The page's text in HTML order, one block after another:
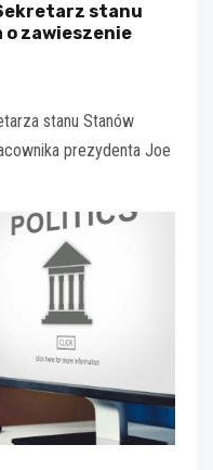
stanu
zawieszenie
stanu Stanów
prezydenta Joe